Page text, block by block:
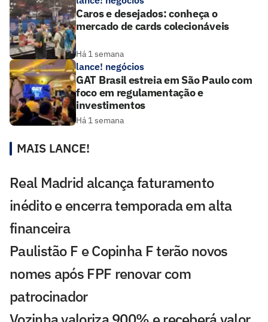
Caros e desejados: conheça o
mercado de cards colecionáveis
Há 1 semana
lance! negócios
GAT Brasil estreia em São Paulo com
foco em regulamentação e
investimentos
Há 1 semana
MAIS LANCE!
Real Madrid alcança faturamento
inédito e encerra temporada em alta
financeira
Paulistão F e Copinha F terão novos
nomes após FPF renovar com
patrocinador